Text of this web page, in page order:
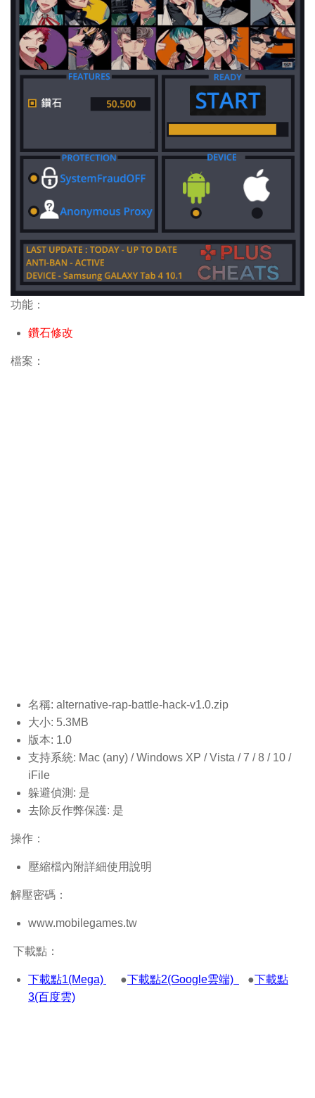
功能：
鑽石修改
檔案：
名稱: alternative-rap-battle-hack-v1.0.zip
大小: 5.3MB
版本: 1.0
支持系統: Mac (any) / Windows XP / Vista / 7 / 8 / 10 /
iFile
躲避偵測: 是
去除反作弊保護: 是
操作：
壓縮檔內附詳細使用說明
解壓密碼：
www.mobilegames.tw
下載點：
下載點1(Mega) ●下載點2(Google雲端) ●下載點
3(百度雲)